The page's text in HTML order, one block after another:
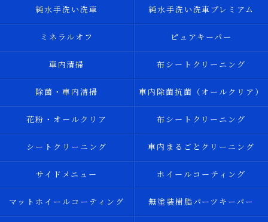
純水手洗い洗車 純水手洗い洗車プレミアム
ミネラルオフ ピュアキーパー
車内清掃 布シートクリーニング
除菌・車内清掃 車内除菌抗菌（オールクリア）
花粉・オールクリア 布シートクリーニング
シートクリーニング 車内まるごとクリーニング
サイドメニュー ホイールコーティング
マットホイールコーティング 無塗装樹脂パーツキーパー